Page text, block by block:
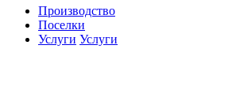
Производство
Поселки
Услуги Услуги